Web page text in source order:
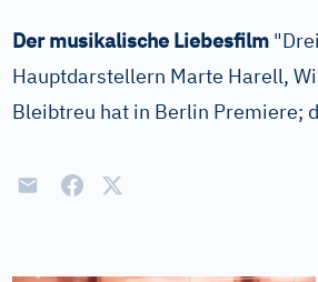
Der musikalische Liebesfilm
Hauptdarstellern Marte Harell,
Bleibtreu hat in Berlin Premiere;